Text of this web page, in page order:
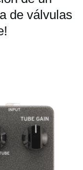
de válvulas